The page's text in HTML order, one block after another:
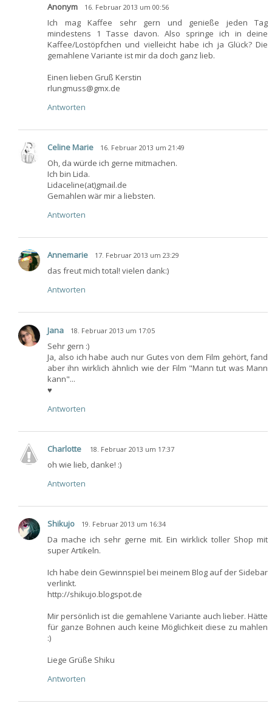
Anonym 16. Februar 2013 um 00:56
Ich mag Kaffee sehr gern und genieße jeden Tag
mindestens 1 Tasse davon. Also springe ich in deine
Kaffee/Lostöpfchen und vielleicht habe ich ja Glück? Die
gemahlene Variante ist mir da doch ganz lieb.
Einen lieben Gruß Kerstin
rlungmuss@gmx.de
Antworten
Celine Marie 16. Februar 2013 um 21:49
Oh, da würde ich gerne mitmachen.
Ich bin Lida.
Lidaceline(at)gmail.de
Gemahlen wär mir a liebsten.
Antworten
Annemarie 17. Februar 2013 um 23:29
das freut mich total! vielen dank:)
Antworten
Jana 18. Februar 2013 um 17:05
Sehr gern :)
Ja, also ich habe auch nur Gutes von dem Film gehört, fand
aber ihn wirklich ähnlich wie der Film "Mann tut was Mann
kann"...
♥
Antworten
Charlotte 18. Februar 2013 um 17:37
oh wie lieb, danke! :)
Antworten
Shikujo 19. Februar 2013 um 16:34
Da mache ich sehr gerne mit. Ein wirklick toller Shop mit
super Artikeln.
Ich habe dein Gewinnspiel bei meinem Blog auf der Sidebar
verlinkt.
http://shikujo.blogspot.de
Mir persönlich ist die gemahlene Variante auch lieber. Hätte
für ganze Bohnen auch keine Möglichkeit diese zu mahlen
:)
Liege Grüße Shiku
Antworten